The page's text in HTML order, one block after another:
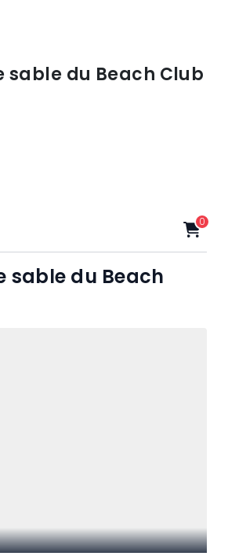
sable du Beach Club
0
sable du Beach